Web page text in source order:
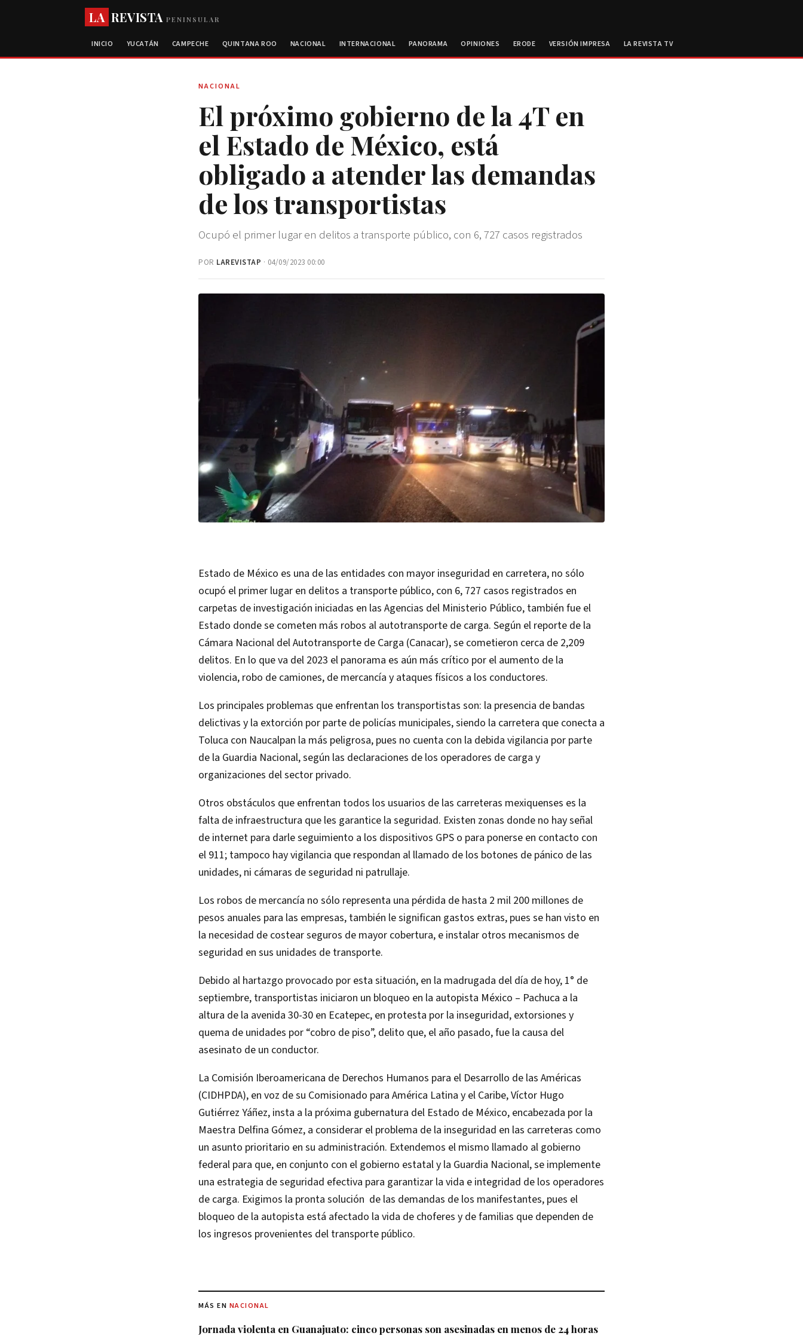
LA REVISTAPENINSULAR
INICIO YUCATÁN CAMPECHE QUINTANA ROO NACIONAL INTERNACIONAL PANORAMA OPINIONES ERODE VERSIÓN IMPRESA LA REVISTA TV
NACIONAL
El próximo gobierno de la 4T en
el Estado de México, está
obligado a atender las demandas
de los transportistas
Ocupó el primer lugar en delitos a transporte público, con 6, 727 casos registrados
POR LAREVISTAP · 04/09/2023 00:00
Estado de México es una de las entidades con mayor inseguridad en carretera, no sólo
ocupó el primer lugar en delitos a transporte público, con 6, 727 casos registrados en
carpetas de investigación iniciadas en las Agencias del Ministerio Público, también fue el
Estado donde se cometen más robos al autotransporte de carga. Según el reporte de la
Cámara Nacional del Autotransporte de Carga (Canacar), se cometieron cerca de 2,209
delitos. En lo que va del 2023 el panorama es aún más crítico por el aumento de la
violencia, robo de camiones, de mercancía y ataques físicos a los conductores.
Los principales problemas que enfrentan los transportistas son: la presencia de bandas
delictivas y la extorción por parte de policías municipales, siendo la carretera que conecta a
Toluca con Naucalpan la más peligrosa, pues no cuenta con la debida vigilancia por parte
de la Guardia Nacional, según las declaraciones de los operadores de carga y
organizaciones del sector privado.
Otros obstáculos que enfrentan todos los usuarios de las carreteras mexiquenses es la
falta de infraestructura que les garantice la seguridad. Existen zonas donde no hay señal
de internet para darle seguimiento a los dispositivos GPS o para ponerse en contacto con
el 911; tampoco hay vigilancia que respondan al llamado de los botones de pánico de las
unidades, ni cámaras de seguridad ni patrullaje.
Los robos de mercancía no sólo representa una pérdida de hasta 2 mil 200 millones de
pesos anuales para las empresas, también le significan gastos extras, pues se han visto en
la necesidad de costear seguros de mayor cobertura, e instalar otros mecanismos de
seguridad en sus unidades de transporte.
Debido al hartazgo provocado por esta situación, en la madrugada del día de hoy, 1° de
septiembre, transportistas iniciaron un bloqueo en la autopista México – Pachuca a la
altura de la avenida 30-30 en Ecatepec, en protesta por la inseguridad, extorsiones y
quema de unidades por “cobro de piso”, delito que, el año pasado, fue la causa del
asesinato de un conductor.
La Comisión Iberoamericana de Derechos Humanos para el Desarrollo de las Américas
(CIDHPDA), en voz de su Comisionado para América Latina y el Caribe, Víctor Hugo
Gutiérrez Yáñez, insta a la próxima gubernatura del Estado de México, encabezada por la
Maestra Delfina Gómez, a considerar el problema de la inseguridad en las carreteras como
un asunto prioritario en su administración. Extendemos el mismo llamado al gobierno
federal para que, en conjunto con el gobierno estatal y la Guardia Nacional, se implemente
una estrategia de seguridad efectiva para garantizar la vida e integridad de los operadores
de carga. Exigimos la pronta solución de las demandas de los manifestantes, pues el
bloqueo de la autopista está afectado la vida de choferes y de familias que dependen de
los ingresos provenientes del transporte público.
MÁS EN NACIONAL
Jornada violenta en Guanajuato: cinco personas son asesinadas en menos de 24 horas